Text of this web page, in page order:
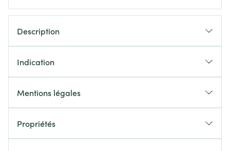
Description
Indication
Mentions légales
Propriétés